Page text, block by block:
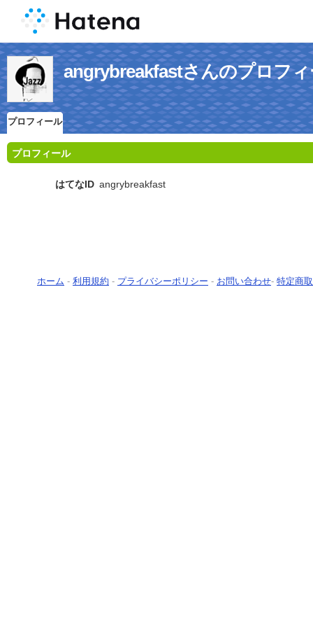
angrybreakfastさんのプロフ
プロフィール
プロフィール
はてなID angrybreakfast
ホーム - 利用規約 - プライバシーポリシー - お問い合わせ- 特定商